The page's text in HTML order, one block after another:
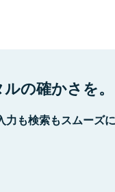
の確かさを。
力も検索もスムーズ